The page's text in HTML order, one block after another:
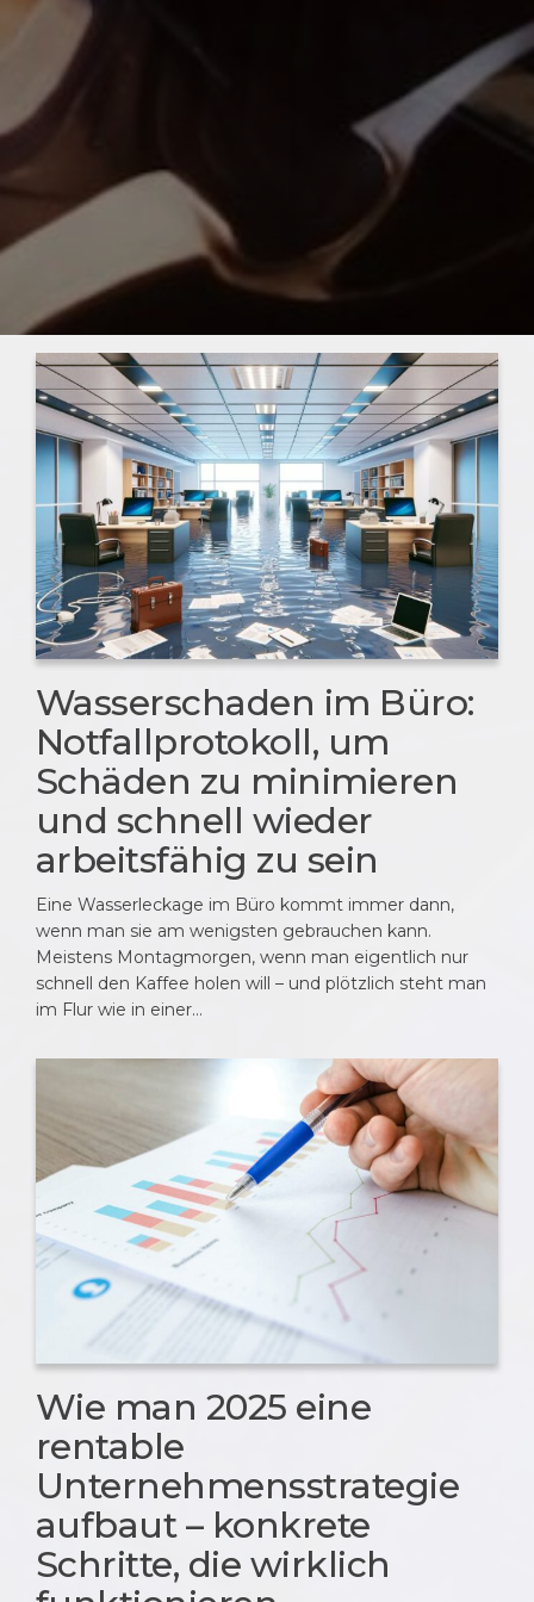
Wasserschaden im Büro:
Notfallprotokoll, um
Schäden zu minimieren
und schnell wieder
arbeitsfähig zu sein
Eine Wasserleckage im Büro kommt immer dann,
wenn man sie am wenigsten gebrauchen kann.
Meistens Montagmorgen, wenn man eigentlich nur
schnell den Kaffee holen will – und plötzlich steht man
im Flur wie in einer…
Wie man 2025 eine
rentable
Unternehmensstrategie
aufbaut – konkrete
Schritte, die wirklich